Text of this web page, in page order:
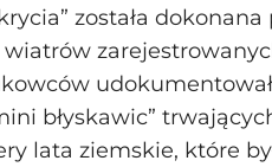
została
błyskawic”
lata ziemskie, które